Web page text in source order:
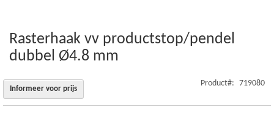
Ga
naar
het
van
de
Rasterhaak vv productstop/pendel
dubbel Ø4.8 mm
Informeer voor prijs
Product 719080